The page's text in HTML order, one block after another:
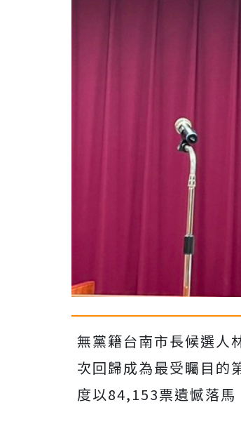
無黨籍台南市長候選人
次回歸成為最受矚目的
度以84,153票遺憾落馬